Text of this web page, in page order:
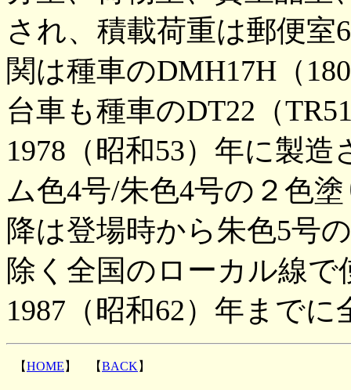
され、積載荷重は郵便
関は種車のDMH17H（
台車も種車のDT22（
1978（昭和53）年に製
ム色4号/朱色4号の２色
降は登場時から朱色5号
除く全国のローカル線
1987（昭和62）年まで
【HOME 】 【BACK 】